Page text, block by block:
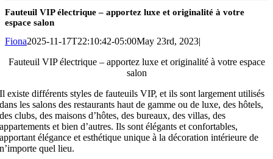
Fauteuil VIP électrique – apportez luxe et originalité à votre
espace salon
Fiona2025-11-17T22:10:42-05:00May 23rd, 2023|
Fauteuil VIP électrique – apportez luxe et originalité à votre espace
salon
Il existe différents styles de fauteuils VIP, et ils sont largement utilisés
dans les salons des restaurants haut de gamme ou de luxe, des hôtels,
des clubs, des maisons d’hôtes, des bureaux, des villas, des
appartements et bien d’autres. Ils sont élégants et confortables,
apportant élégance et esthétique unique à la décoration intérieure de
n’importe quel lieu.